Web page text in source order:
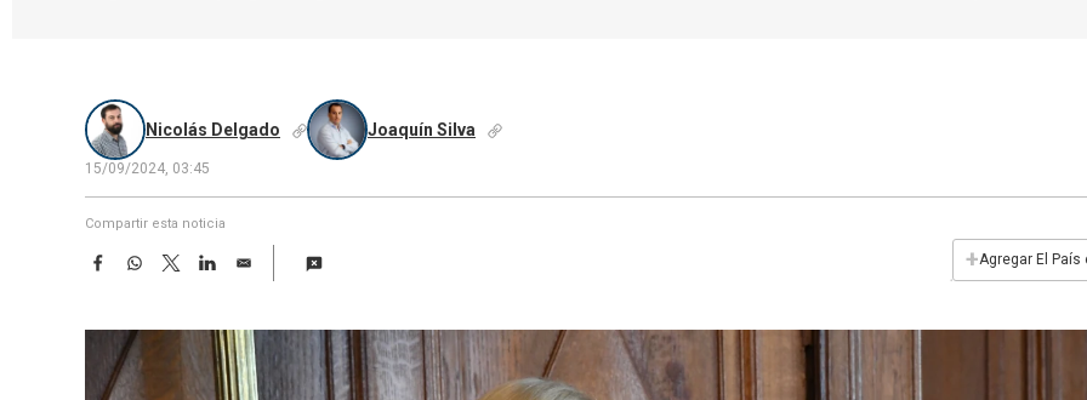
Nicolás Delgado Joaquín Silva
15/09/2024, 03:45
Compartir esta noticia
F
e
o
W
t
T
w
t
L
k
e
d
E
i
l
+Agregar El País